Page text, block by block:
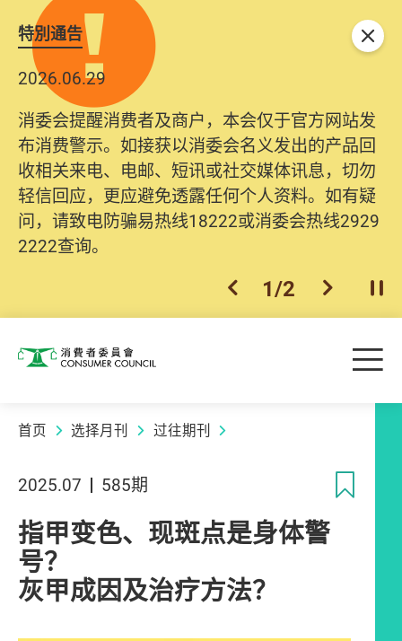
特別通告
2026.06.29
消委会提醒消费者及商户，本会仅于官方网站发
布消费警示。如接获以消委会名义发出的产品回
收相关来电、电邮、短讯或社交媒体讯息，切勿
轻信回应，更应避免透露任何个人资料。如有疑
问，请致电防骗易热线18222或消委会热线2929
2222查询。
上一个
1/2 下一个开
关闭
消费者委员会 目
首页 选择月刊 过往期刊
2025.07 585期
指甲变色、现斑点是身体警
号？
灰甲成因及治疗方法？